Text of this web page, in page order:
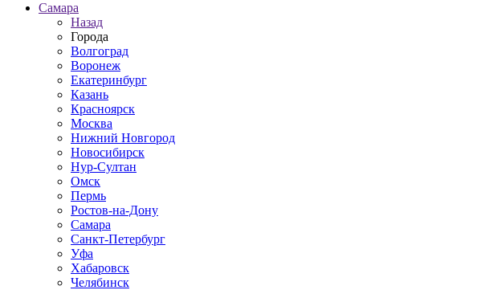
Самара
Назад
Города
Волгоград
Воронеж
Екатеринбург
Казань
Красноярск
Москва
Нижний Новгород
Новосибирск
Нур-Султан
Омск
Пермь
Ростов-на-Дону
Самара
Санкт-Петербург
Уфа
Хабаровск
Челябинск